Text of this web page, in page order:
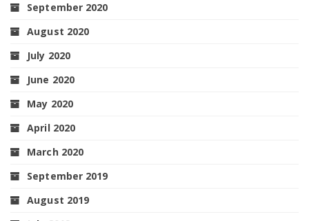
September 2020
August 2020
July 2020
June 2020
May 2020
April 2020
March 2020
September 2019
August 2019